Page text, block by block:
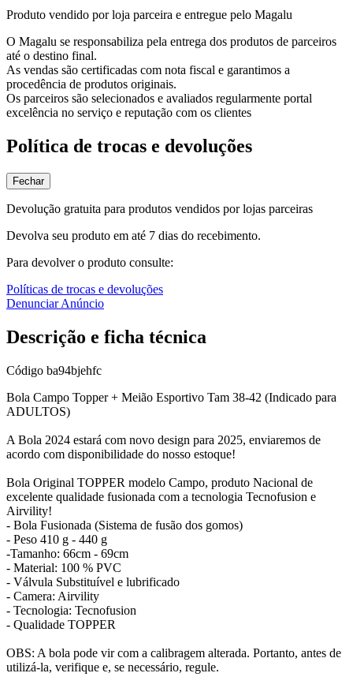
Produto vendido por loja parceira e entregue pelo Magalu
O Magalu se responsabiliza pela entrega dos produtos de parceiros
até o destino final.
As vendas são certificadas com nota fiscal e garantimos a
procedência de produtos originais.
Os parceiros são selecionados e avaliados regularmente portal
excelência no serviço e reputação com os clientes
Política de trocas e devoluções
Fechar
Devolução gratuita para produtos vendidos por lojas parceiras
Devolva seu produto em até 7 dias do recebimento.
Para devolver o produto consulte:
Políticas de trocas e devoluções
Denunciar Anúncio
Descrição e ficha técnica
Código ba94bjehfc
Bola Campo Topper + Meião Esportivo Tam 38-42 (Indicado para
ADULTOS)
A Bola 2024 estará com novo design para 2025, enviaremos de
acordo com disponibilidade do nosso estoque!
Bola Original TOPPER modelo Campo, produto Nacional de
excelente qualidade fusionada com a tecnologia Tecnofusion e
Airvility!
- Bola Fusionada (Sistema de fusão dos gomos)
- Peso 410 g - 440 g
-Tamanho: 66cm - 69cm
- Material: 100 % PVC
- Válvula Substituível e lubrificado
- Camera: Airvility
- Tecnologia: Tecnofusion
- Qualidade TOPPER
OBS: A bola pode vir com a calibragem alterada. Portanto, antes de
utilizá-la, verifique e, se necessário, regule.